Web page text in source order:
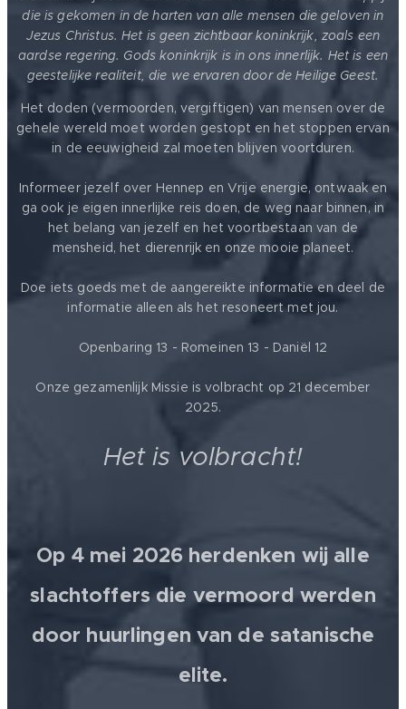
die is gekomen in de harten van alle mensen die geloven in
Jezus Christus. Het is geen zichtbaar koninkrijk, zoals een
aardse regering. Gods koninkrijk is in ons innerlijk. Het is een
geestelijke realiteit, die we ervaren door de Heilige Geest.
Het doden (vermoorden, vergiftigen) van mensen over de
gehele wereld moet worden gestopt en het stoppen ervan
in de eeuwigheid zal moeten blijven voortduren.
Informeer jezelf over Hennep en Vrije energie, ontwaak en
ga ook je eigen innerlijke reis doen, de weg naar binnen, in
het belang van jezelf en het voortbestaan van de
mensheid, het dierenrijk en onze mooie planeet.
Doe iets goeds met de aangereikte informatie en deel de
informatie alleen als het resoneert met jou.
Openbaring 13 - Romeinen 13 - Daniël 12
Onze gezamenlijk Missie is volbracht op 21 december
2025.
Het is volbracht!
Op 4 mei 2026 herdenken wij alle
slachtoffers die vermoord werden
door huurlingen van de satanische
elite.